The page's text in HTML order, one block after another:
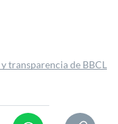
transparencia de BBCL